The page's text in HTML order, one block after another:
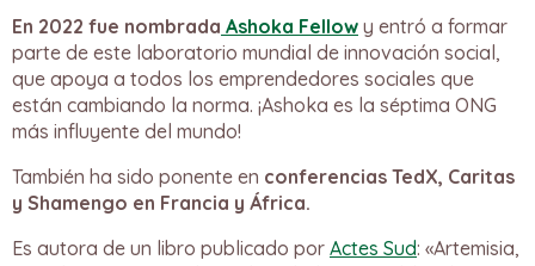
En 2022 fue nombrada Ashoka Fellow y entró a formar
parte de este laboratorio mundial de innovación social,
que apoya a todos los emprendedores sociales que
están cambiando la norma. ¡Ashoka es la séptima ONG
más influyente del mundo!
También ha sido ponente en conferencias TedX, Caritas
y Shamengo en Francia y África.
Es autora de un libro publicado por Actes Sud: «Artemisia,